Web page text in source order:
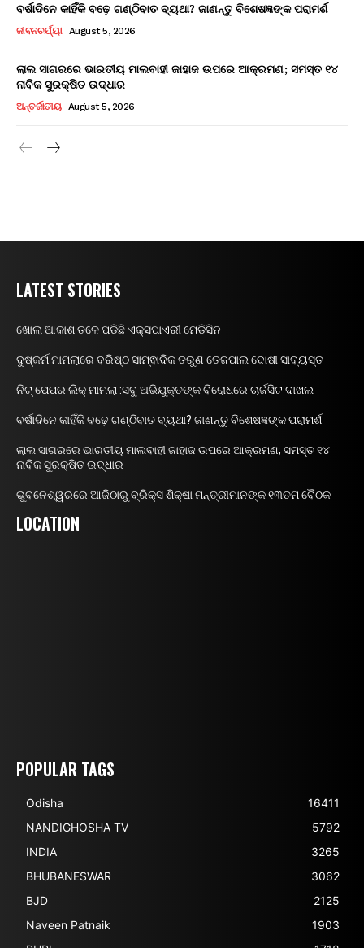
ବର୍ଷାଦିନେ କାହିଁକି ବଢ଼େ ଗଣ୍ଠିବାତ ବ୍ୟଥା? ଜାଣନ୍ତୁ ବିଶେଷଜ୍ଞଙ୍କ ପରାମର୍ଶ
ଜୀବନଚର୍ଯ୍ୟା August 5, 2026
ଲାଲ ସାଗରରେ ଭାରତୀୟ ମାଲବାହୀ ଜାହାଜ ଉପରେ ଆକ୍ରମଣ; ସମସ୍ତ ୧୪
ନାବିକ ସୁରକ୍ଷିତ ଉଦ୍ଧାର
ଅନ୍ତର୍ଜାତୀୟ August 5, 2026
LATEST STORIES
ଖୋଲା ଆକାଶ ତଳେ ପଡିଛି ଏକ୍ସପାଏରୀ ମେଡିସିନ
ଦୁଷ୍କର୍ମ ମାମଲାରେ ବରିଷ୍ଠ ସାମ୍ଵାଦିକ ତରୁଣ ତେଜପାଲ ଦୋଷୀ ସାବ୍ୟସ୍ତ
ନିଟ୍ ପେପର ଲିକ୍ ମାମଲା :ସବୁ ଅଭିଯୁକ୍ତଙ୍କ ବିରୋଧରେ ଚାର୍ଜସିଟ ଦାଖଲ
ବର୍ଷାଦିନେ କାହିଁକି ବଢ଼େ ଗଣ୍ଠିବାତ ବ୍ୟଥା? ଜାଣନ୍ତୁ ବିଶେଷଜ୍ଞଙ୍କ ପରାମର୍ଶ
ଲାଲ ସାଗରରେ ଭାରତୀୟ ମାଲବାହୀ ଜାହାଜ ଉପରେ ଆକ୍ରମଣ; ସମସ୍ତ ୧୪
ନାବିକ ସୁରକ୍ଷିତ ଉଦ୍ଧାର
ଭୁବନେଶ୍ୱରରେ ଆଜିଠାରୁ ବ୍ରିକ୍ସ ଶିକ୍ଷା ମନ୍ତ୍ରୀମାନଙ୍କ ୧୩ତମ ବୈଠକ
LOCATION
POPULAR TAGS
Odisha
16411
NANDIGHOSHA TV
5792
INDIA
3265
BHUBANESWAR
3062
BJD
2125
Naveen Patnaik
1903